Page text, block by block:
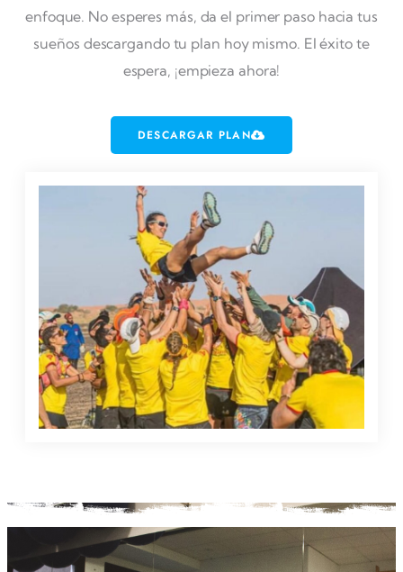
enfoque. No esperes más, da el primer paso hacia tus
sueños descargando tu plan hoy mismo. El éxito te
espera, ¡empieza ahora!
DESCARGAR PLAN